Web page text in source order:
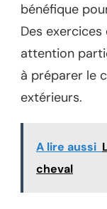
bénéfique
Des
attention
à préparer le
extérieurs.
A lire aussi
cheval